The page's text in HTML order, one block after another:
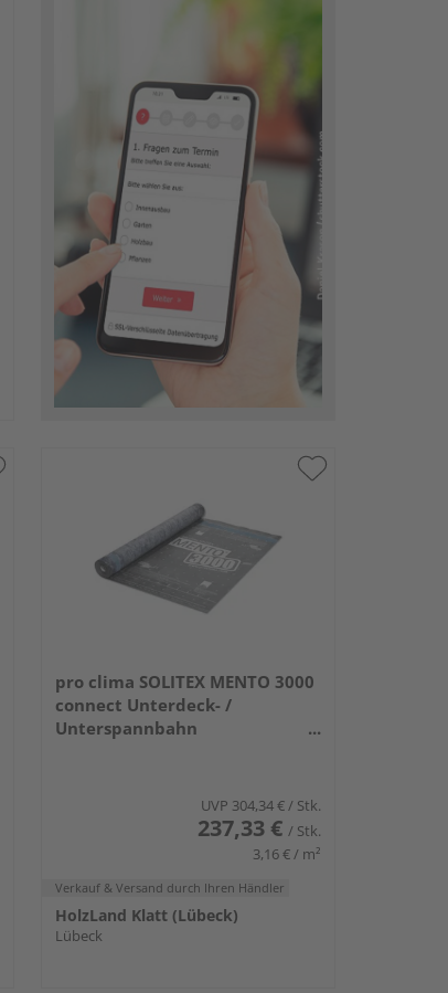
pro clima SOLITEX MENTO 3000
connect Unterdeck- /
Unterspannbahn
UVP 304,34 €/ Stk.
237,33 € / Stk.
3,16 € / m²
Verkauf & Versand durch Ihren Händler
HolzLand Klatt (Lübeck)
Lübeck